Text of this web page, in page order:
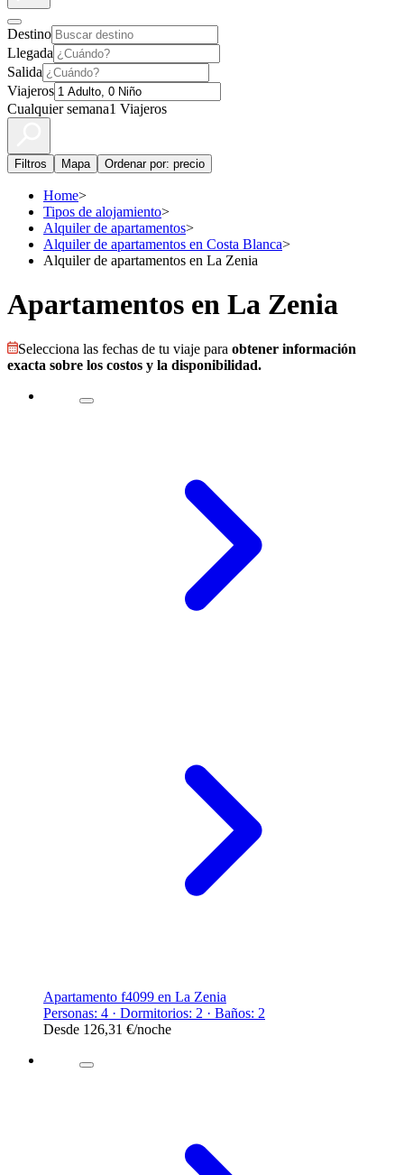
Destino
Llegada
Salida
Viajeros
Cualquier semana1 Viajeros
Filtros Mapa Ordenar por: precio
Home>
Tipos de alojamiento>
Alquiler de apartamentos>
Alquiler de apartamentos en Costa Blanca>
Alquiler de apartamentos en La Zenia
Apartamentos en La Zenia
Selecciona las fechas de tu viaje para obtener información
exacta sobre los costos y la disponibilidad.
Apartamento f4099 en La Zenia
Personas: 4 · Dormitorios: 2 · Baños: 2
Desde 126,31 €/noche